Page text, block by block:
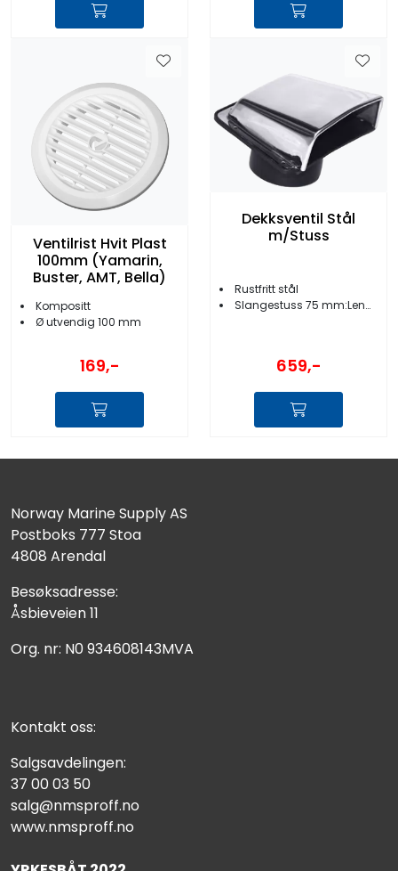
Ventilrist Hvit Plast
100mm (Yamarin,
Buster, AMT, Bella)
Kompositt
Ø utvendig 100 mm
169,-
Dekksventil Stål
m/Stuss
Rustfritt stål
Slangestuss 75 mm:Lengde 140 mm
659,-
Norway Marine Supply AS
Postboks 777 Stoa
4808 Arendal
Besøksadresse:
Åsbieveien 11
Org. nr: N0 934608143MVA
Kontakt oss:
Salgsavdelingen:
37 00 03 50
salg@nmsproff.no
www.nmsproff.no